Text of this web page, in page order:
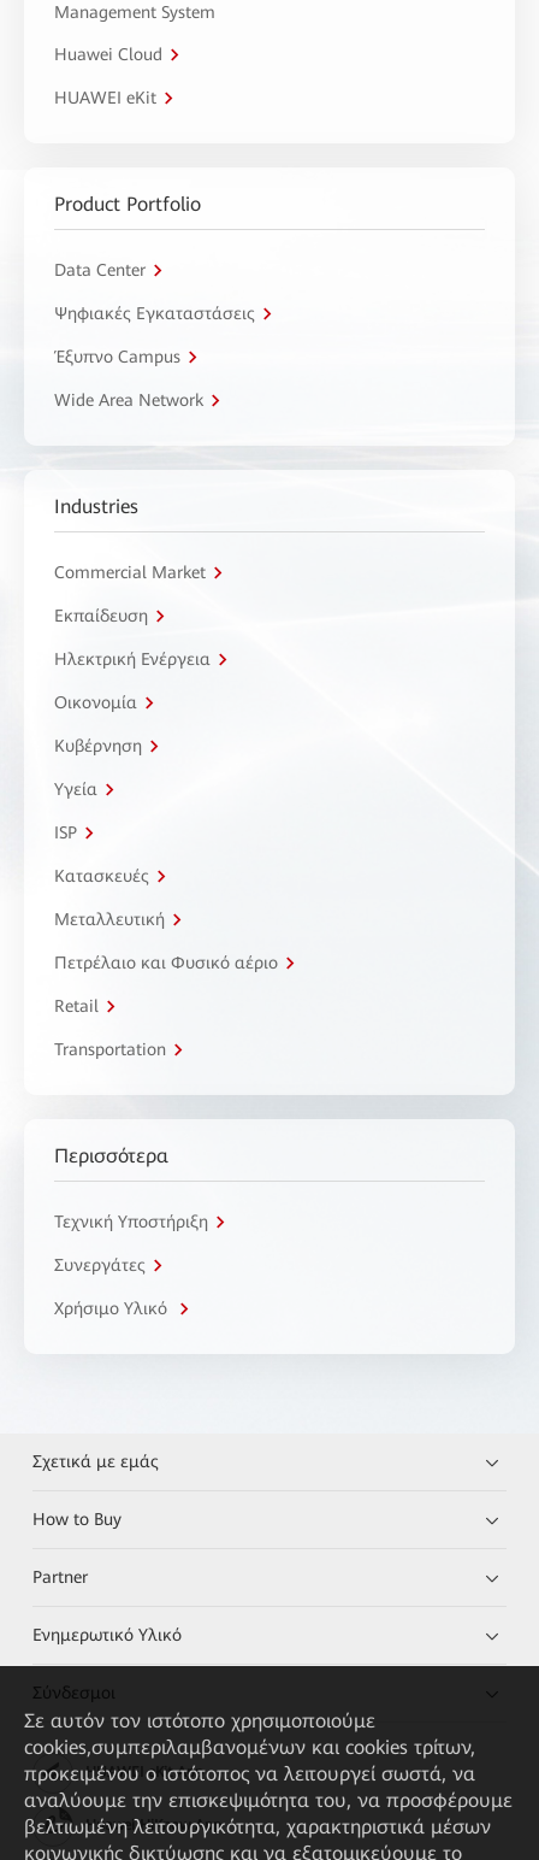
Management System
Huawei Cloud
HUAWEI eKit
Product Portfolio
Data Center
Ψηφιακές Εγκαταστάσεις
Έξυπνο Campus
Wide Area Network
Industries
Commercial Market
Εκπαίδευση
Ηλεκτρική Ενέργεια
Οικονομία
Κυβέρνηση
Υγεία
ISP
Κατασκευές
Μεταλλευτική
Πετρέλαιο και Φυσικό αέριο
Retail
Transportation
Περισσότερα
Τεχνική Υποστήριξη
Συνεργάτες
Χρήσιμο Υλικό
Σχετικά με εμάς
How to Buy
Partner
Ενημερωτικό Υλικό
Σύνδεσμοι
HUAWEI eKit App
Huawei HiKnow App
Σε αυτόν τον ιστότοπο χρησιμοποιούμε
cookies,συμπεριλαμβανομένων και cookies τρίτων,
προκειμένου ο ιστότοπος να λειτουργεί σωστά, να
αναλύουμε την επισκεψιμότητα του, να προσφέρουμε
βελτιωμένη λειτουργικότητα, χαρακτηριστικά μέσων
κοινωνικής δικτύωσης και να εξατομικεύουμε το